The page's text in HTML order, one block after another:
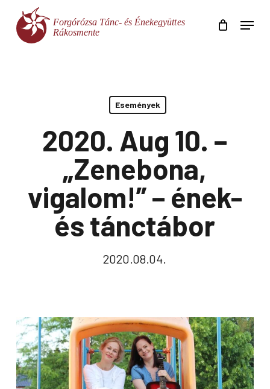
main
Menu
Események
2020. Aug 10. –
„Zenebona,
vigalom!” – ének-
és tánctábor
2020.08.04.